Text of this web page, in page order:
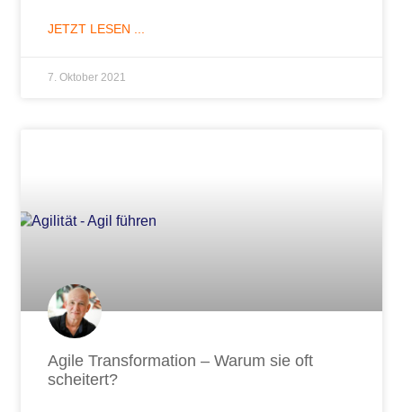
JETZT LESEN ...
7. Oktober 2021
Agile Transformation – Warum sie oft
scheitert?